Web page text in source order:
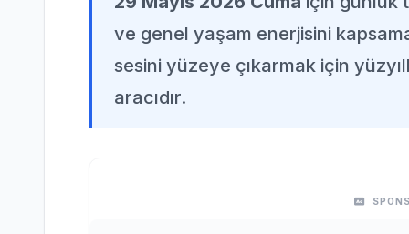
ve genel yaşam enerjisini
sesini yüzeye çıkarmak için
aracıdır.